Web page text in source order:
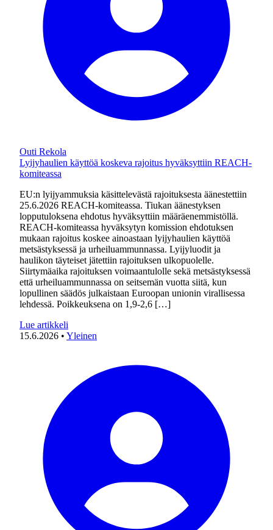
Outi Rekola
Lyijyhaulien käyttöä koskeva rajoitus hyväksyttiin REACH-
komiteassa
EU:n lyijyammuksia käsittelevästä rajoituksesta äänestettiin
25.6.2026 REACH-komiteassa. Tiukan äänestyksen
lopputuloksena ehdotus hyväksyttiin määräenemmistöllä.
REACH-komiteassa hyväksytyn komission ehdotuksen
mukaan rajoitus koskee ainoastaan lyijyhaulien käyttöä
metsästyksessä ja urheiluammunnassa. Lyijyluodit ja
haulikon täyteiset jätettiin rajoituksen ulkopuolelle.
Siirtymäaika rajoituksen voimaantulolle sekä metsästyksessä
että urheiluammunnassa on seitsemän vuotta siitä, kun
lopullinen säädös julkaistaan Euroopan unionin virallisessa
lehdessä. Poikkeuksena on 1,9-2,6 […]
Lue artikkeli
15.6.2026 • Yleinen